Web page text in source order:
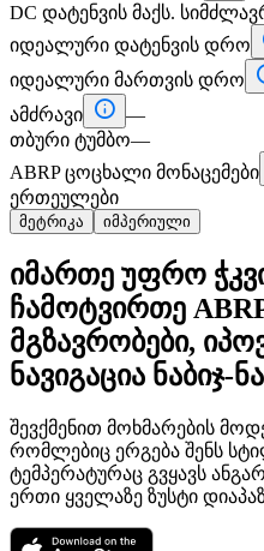
DC დატენვის მაქს.
იდეალური დატენვის დრო
იდეალური მართვის დრო
ამძრავი  —
თბური ტუმბო—
ABRP ცოცხალი მონაცემები
ერთეულები
მეტრიკა იმპერიული
იმართე უფრო
ჩამოტვირთე
მგზავრობები,
ნავიგაცია ნაბიჯ-
შევქმენით მოხმარების
რომლებიც ერგება შენს
ტემპერატურაც გვყავს
ერთი ყველაზე ზუსტი